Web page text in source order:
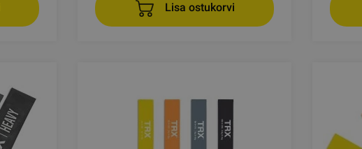
Lisa ostukorvi